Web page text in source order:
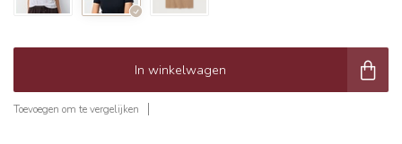
In winkelwagen
Toevoegen om te vergelijken